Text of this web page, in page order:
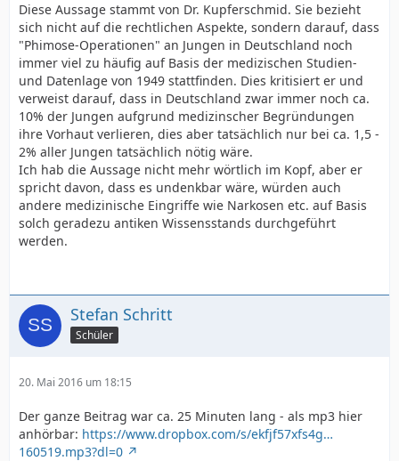
Diese Aussage stammt von Dr. Kupferschmid. Sie bezieht
sich nicht auf die rechtlichen Aspekte, sondern darauf, dass
"Phimose-Operationen" an Jungen in Deutschland noch
immer viel zu häufig auf Basis der medizischen Studien-
und Datenlage von 1949 stattfinden. Dies kritisiert er und
verweist darauf, dass in Deutschland zwar immer noch ca.
10% der Jungen aufgrund medizinscher Begründungen
ihre Vorhaut verlieren, dies aber tatsächlich nur bei ca. 1,5 -
2% aller Jungen tatsächlich nötig wäre.
Ich hab die Aussage nicht mehr wörtlich im Kopf, aber er
spricht davon, dass es undenkbar wäre, würden auch
andere medizinische Eingriffe wie Narkosen etc. auf Basis
solch geradezu antiken Wissensstands durchgeführt
werden.
Stefan Schritt
Schüler
20. Mai 2016 um 18:15
Der ganze Beitrag war ca. 25 Minuten lang - als mp3 hier
anhörbar: https://www.dropbox.com/s/ekfjf57xfs4g…
160519.mp3?dl=0